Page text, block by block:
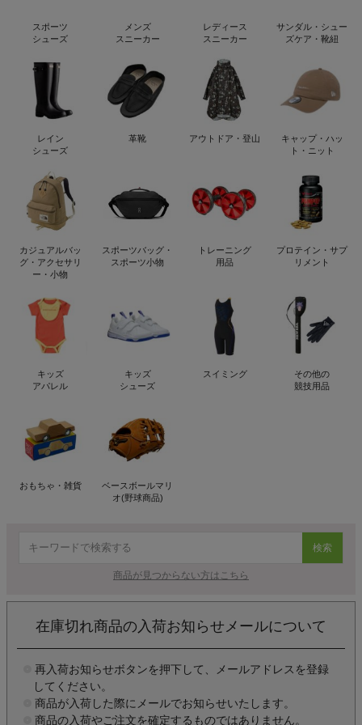
スポーツ
シューズ
メンズ
スニーカー
レディース
スニーカー
サンダル・シュー
ズケア・靴紐
レイン
シューズ
革靴 アウトドア・登山
キャップ・ハッ
ト・ニット
カジュアルバッ
グ・アクセサリ
ー・小物
スポーツバッグ・
スポーツ小物
トレーニング
用品
プロテイン・サプ
リメント
キッズ
アパレル
キッズ
シューズ
スイミング
その他の
競技用品
おもちゃ・雑貨
ベースボールマリ
オ(野球商品)
検索
商品が見つからない方はこちら
在庫切れ商品の入荷お知らせメールについて
再入荷お知らせボタンを押下して、メールアドレスを登録
してください。
商品が入荷した際にメールでお知らせいたします。
商品の入荷やご注文を確定するものではありません。